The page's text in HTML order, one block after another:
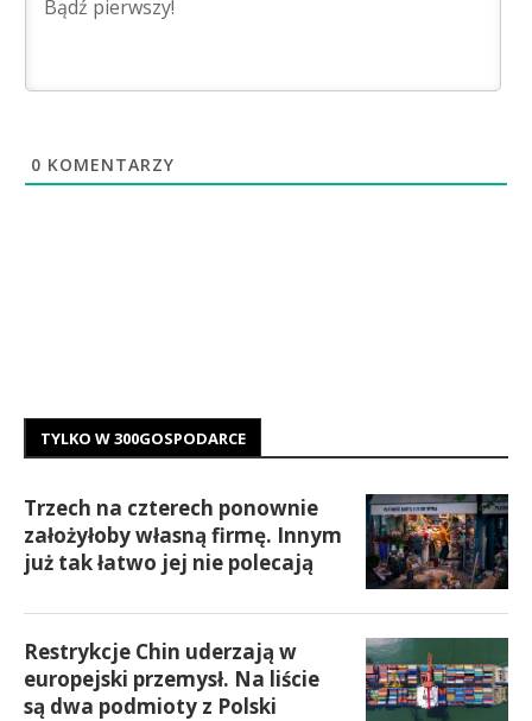
0 KOMENTARZY
TYLKO W 300GOSPODARCE
Trzech na czterech ponownie
założyłoby własną firmę. Innym
już tak łatwo jej nie polecają
Restrykcje Chin uderzają w
europejski przemysł. Na liście
są dwa podmioty z Polski